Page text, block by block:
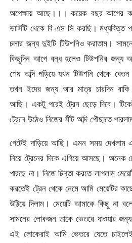
অপেক্ষায় আছে।।। কয়েক বছর আগের
ভার্সিটি থেকে বি এস সি করছি। মধ্যবিত্ত
চলার জন্য দুইটি টিউশনিও করাতাম।
কিছুদিন আগে বন্ধ হলেও টিউশনির জন্য
শেষ অব্দি পড়িয়ে যখন টিউশনি থেকে বেতন
তখন ইদের জন্য আর মাত্র চারদিন
আছি। একটু পরেই ট্রেন ছেড়ে দিবে।
ট্রেনে উঠেও নিজের সীট অব্দি পৌছাতে
গেটেই দাড়িয়ে আছি। এমন সময়
নিয়ে ট্রেনের দিকে এগিয়ে আসছে। অনেক
পারছে না। নিজে চিন্তা করতে লাগলাম
করতেই ট্রেন থেকে নেমে আমি মেয়েটির
উঠিয়ে দিলাম। মেয়েটি আমাকে কিছু না
সামনের লোকজন তাকে ভেতরে যাওয়ার
এই লোকেরাই আমি ভেতরে যেতে